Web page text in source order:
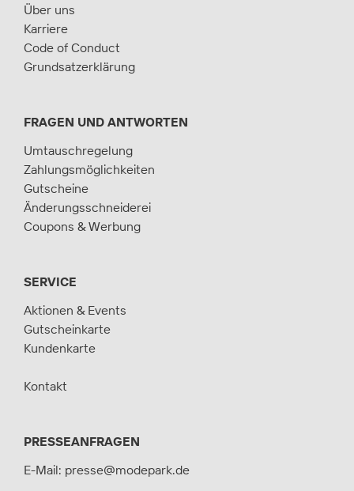
Über uns
Karriere
Code of Conduct
Grundsatzerklärung
FRAGEN UND ANTWORTEN
Umtauschregelung
Zahlungsmöglichkeiten
Gutscheine
Änderungsschneiderei
Coupons & Werbung
SERVICE
Aktionen & Events
Gutscheinkarte
Kundenkarte
Kontakt
PRESSEANFRAGEN
E-Mail: presse@modepark.de